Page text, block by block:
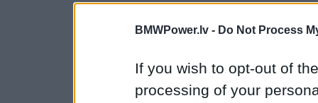
BMWPower.lv - Do Not Process
If you wish to opt-out of
processing of your